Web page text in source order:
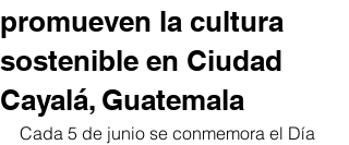
promueven la cultura
sostenible en Ciudad
Cayalá, Guatemala
Cada 5 de junio se conmemora el Día